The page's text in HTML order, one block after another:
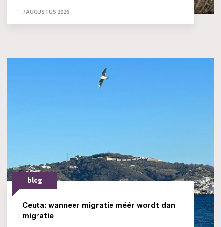
7 AUGUSTUS 2026
blog
Ceuta: wanneer migratie méér wordt dan
migratie